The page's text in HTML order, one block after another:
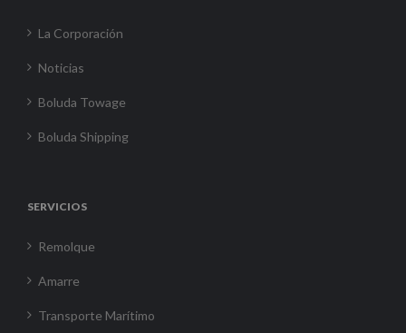
La Corporación
Noticias
Boluda Towage
Boluda Shipping
SERVICIOS
Remolque
Amarre
Transporte Marítimo